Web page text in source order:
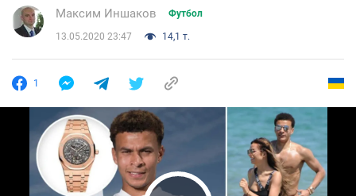
Максим Иншаков Футбол
13.05.2020 23:47 14,1 т.
1